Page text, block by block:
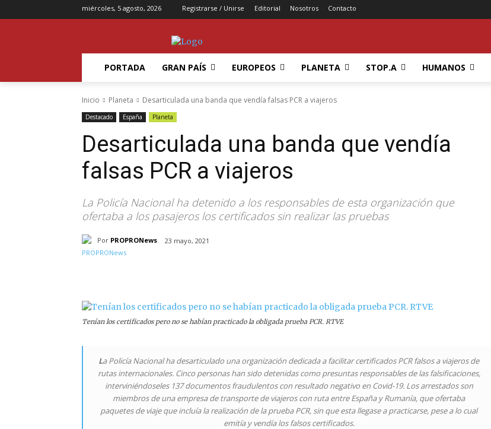
miércoles, 5 agosto, 2026 Registrarse / Unirse Editorial Nosotros Contacto
PORTADA GRAN PAÍS EUROPEOS PLANETA STOP.A HUMANOS
Inicio Planeta Desarticulada una banda que vendía falsas PCR a viajeros
Destacado España Planeta
Desarticulada una banda que vendía
falsas PCR a viajeros
La Policía Nacional ha detenido a los responsables de esta organización que
ofertaba a los pasajeros los certificados sin realizar las pruebas
Por PROPRONews 23 mayo, 2021
Tenían los certificados pero no se habían practicado la obligada prueba PCR. RTVE
La Policía Nacional ha desarticulado una organización dedicada a facilitar certificados PCR falsos a viajeros de
rutas internacionales. Cinco personas han sido detenidas como presuntas responsables de las falsificaciones,
interviniéndoseles 137 documentos fraudulentos con resultado negativo en Covid-19. Los arrestados son
miembros de una empresa de transporte de viajeros con ruta entre España y Rumanía, que ofertaba
paquetes de viaje que incluía la realización de la prueba PCR, sin que esta llegase a practicarse, pese a lo cual
emitía y vendía los falsos certificados.